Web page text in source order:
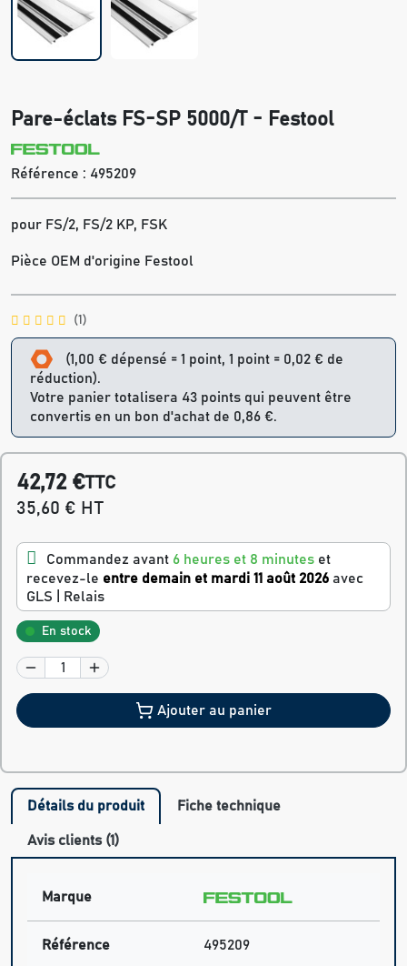
Pare-éclats FS-SP 5000/T - Festool
Référence : 495209
pour FS/2, FS/2 KP, FSK
Pièce OEM d'origine Festool
(1)
(1,00 € dépensé = 1 point, 1 point = 0,02 € de
réduction).
Votre panier totalisera 43 points qui peuvent être
convertis en un bon d'achat de 0,86 €.
42,72 €TTC
35,60 € HT
Commandez avant 6 heures et 8 minutes et
recevez-le entre demain et mardi 11 août 2026 avec
GLS | Relais
En stock
Ajouter au panier
Détails du produit Fiche technique
Avis clients (1)
Marque
Référence 495209